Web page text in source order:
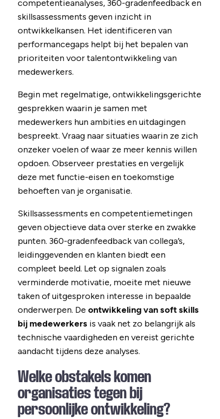
competentieanalyses, 360-gradenfeedback en
skillsassessments geven inzicht in
ontwikkelkansen. Het identificeren van
performancegaps helpt bij het bepalen van
prioriteiten voor talentontwikkeling van
medewerkers.
Begin met regelmatige, ontwikkelingsgerichte
gesprekken waarin je samen met
medewerkers hun ambities en uitdagingen
bespreekt. Vraag naar situaties waarin ze zich
onzeker voelen of waar ze meer kennis willen
opdoen. Observeer prestaties en vergelijk
deze met functie-eisen en toekomstige
behoeften van je organisatie.
Skillsassessments en competentiemetingen
geven objectieve data over sterke en zwakke
punten. 360-gradenfeedback van collega’s,
leidinggevenden en klanten biedt een
compleet beeld. Let op signalen zoals
verminderde motivatie, moeite met nieuwe
taken of uitgesproken interesse in bepaalde
onderwerpen. De ontwikkeling van soft skills
bij medewerkers is vaak net zo belangrijk als
technische vaardigheden en vereist gerichte
aandacht tijdens deze analyses.
Welke obstakels komen
organisaties tegen bij
persoonlijke ontwikkeling?